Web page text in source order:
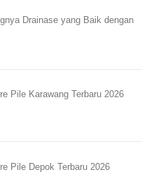
Drainase yang Baik dengan
Pile Karawang Terbaru 2026
Pile Depok Terbaru 2026